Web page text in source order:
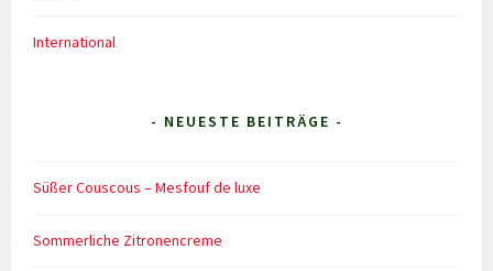
International
- NEUESTE BEITRÄGE -
Süßer Couscous – Mesfouf de luxe
Sommerliche Zitronencreme